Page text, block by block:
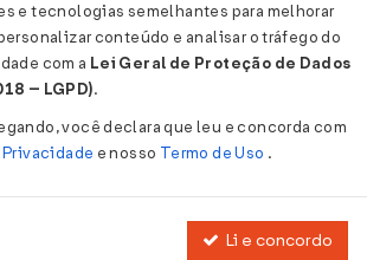
SEFAZ Nº 95 DE
e tecnologias semelhantes para melhorar
conteúdo e analisar o tráfego do
com a Lei Geral de Proteção de Dados
– LGPD).
você declara que leu e concorda com
e nosso Termo de Uso .
Li e concordo